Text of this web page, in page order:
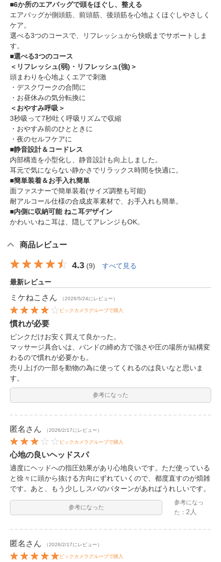
■6か所のエアバッグで頭をほぐし、整える
エアバッグが側頭筋、前頭筋、後頭筋を心地よくほぐしやさしく
ケア。
選べる3つのコースで、リフレッシュから快眠までサポートしま
す。
■選べる3つのコース
＜リフレッシュ(弱)・リフレッシュ(強)＞
頭まわりを心地よくエアで刺激
・デスクワークの合間に
・お昼休みの気分転換に
＜おやすみ呼吸＞
3秒吸って7秒吐く呼吸リズムで収縮
・おやすみ前のひとときに
・夜のセルフケアに
■静音設計＆コードレス
内部構造を小型化し、静音設計も向上しました。
耳元で気にならない静かさでリラックス時間を快適に。
■簡単装着＆お手入れ簡単
面ファスナーで簡単装着(サイズ調整も可能)
耐アルコール仕様の合成皮革素材で、お手入れも簡単。
■内側に収納可能 ねこ耳デザイン
かわいいねこ耳は、隠してアレンジもOK。
商品レビュー
4.3 (9) すべて見る
最新レビュー
ミケねこ さん （2026/5/24にレビュー）
ビックカメラグループで購入
慣れが必要
ピンクだけお安く買えて良かった。
マッサージ具合いは、バンドの締め方で強さや圧の場所が結構変
わるので慣れが必要かも。
売り上げの一部を動物の為に使ってくれるのは良いなと思いま
す。
参考になった
匿名 さん （2026/2/17にレビュー）
ビックカメラグループで購入
心地の良いヘッドスパ
適度にヘッドへの指圧効果があり心地良いです。ただ使っている
と徐々に頭から抜ける方向にずれていくので、都度直すのが煩雑
です。あと、もう少ししスパのパターンがあればうれしいです。
参考になった
参考になっ
た：2人
匿名 さん （2026/2/17にレビュー）
ビックカメラグループで購入